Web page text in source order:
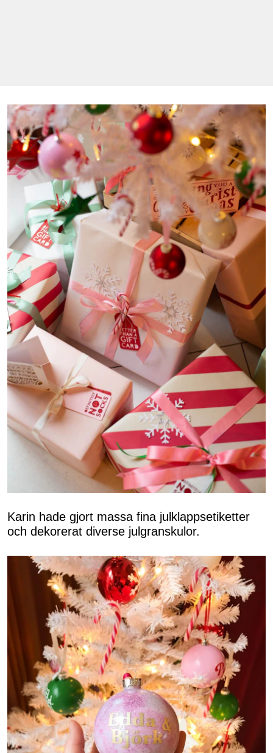
Karin hade gjort massa fina julklappsetiketter
och dekorerat diverse julgranskulor.